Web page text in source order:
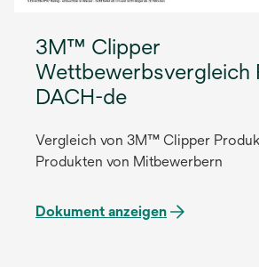
3M™ Clipper
Wettbewerbsvergleich
DACH-de
Vergleich von 3M™ Clipper
Produkten von Mitbewerbern
Dokument anzeigen